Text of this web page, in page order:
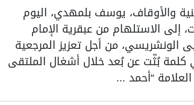
والأوقاف، يوسف بلمهدي، اليوم
إلى الاستلهام من عبقرية الإمام
الونشريسي، من أجل تعزيز المرجعية
كلمة بُثّت عن بُعد خلال أشغال الملتقى
“أحمد ...